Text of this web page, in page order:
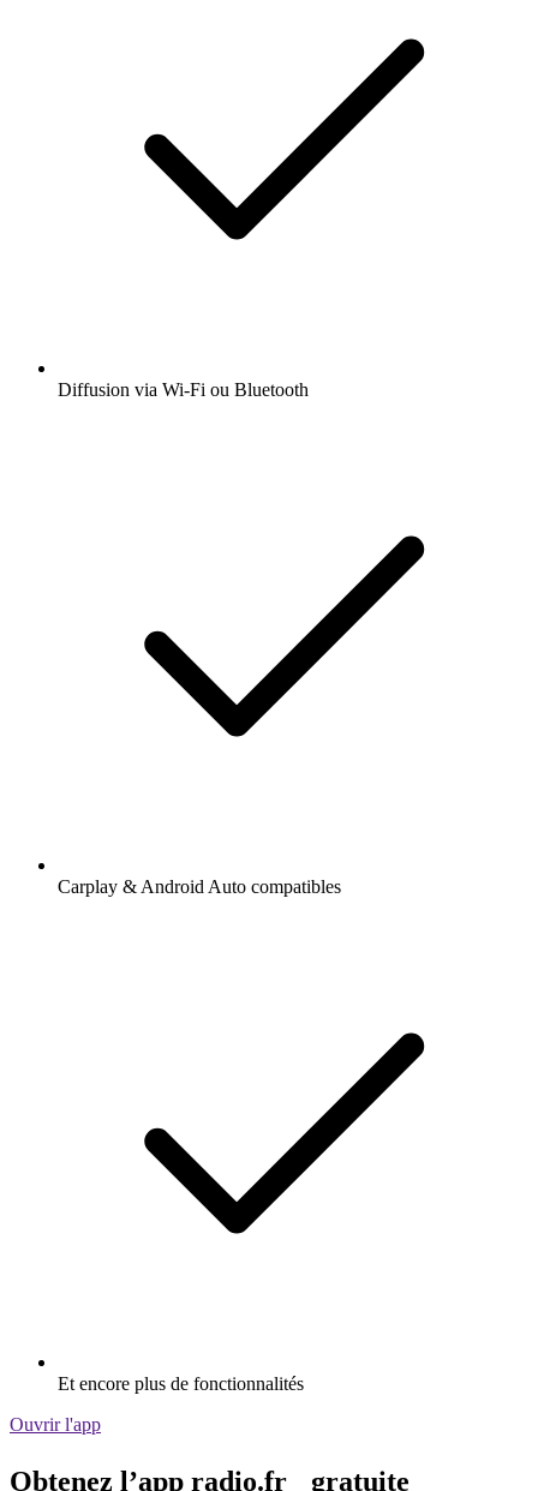
Diffusion via Wi-Fi ou Bluetooth
Carplay & Android Auto compatibles
Et encore plus de fonctionnalités
Ouvrir l'app
Obtenez l’app radio.fr gratuite